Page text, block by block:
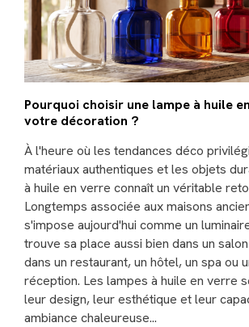
Pourquoi choisir une lampe à huile
votre décoration ?
À l'heure où les tendances déco
matériaux authentiques et les objets
à huile en verre connaît un véritable
Longtemps associée aux maisons
s'impose aujourd'hui comme un
trouve sa place aussi bien dans un
dans un restaurant, un hôtel, un spa ou
réception. Les lampes à huile en verre
leur design, leur esthétique et leur
ambiance chaleureuse...